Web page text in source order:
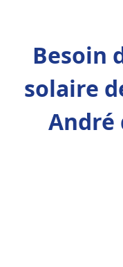
Besoin
solaire
André